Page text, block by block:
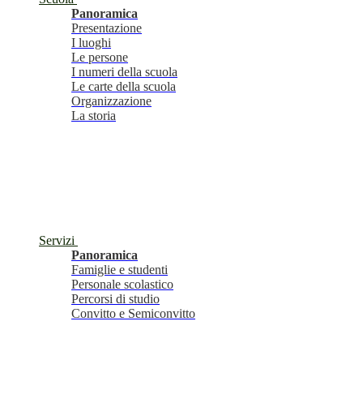
Panoramica
Presentazione
I luoghi
Le persone
I numeri della scuola
Le carte della scuola
Organizzazione
La storia
Servizi
Panoramica
Famiglie e studenti
Personale scolastico
Percorsi di studio
Convitto e Semiconvitto